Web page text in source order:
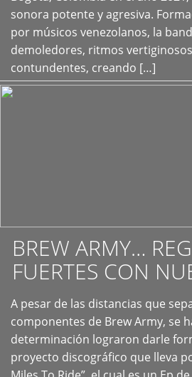
sonora potente y agresiva.
por músicos venezolanos, la
demoledores, ritmos
contundentes, creando […]
BREW ARMY…
FUERTES CON
A pesar de las distancias que
componentes de Brew Army, se
determinación lograron darle
proyecto discográfico que lleva
+